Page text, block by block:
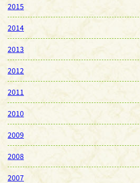
2015
2014
2013
2012
2011
2010
2009
2008
2007